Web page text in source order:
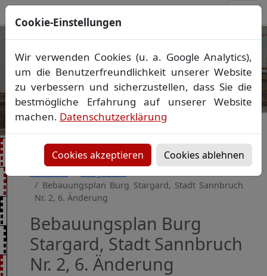
Ihr Vermessungsbüro in
Mecklenburg-Vorpommern
Wir vermessen Ihr Grundstück
Lageplan Absteckung▪Bauvermessung ▪
Gebäudeeinmessung
Grenzfeststellung▪Amtliche Auskünfte und
Vorheriges Bild
Bebauungsplan Burg Stargard, Stadt Sannbruch
Nr. 2, 6. Änderung
Bebauungsplan Burg
Stargard, Stadt Sannbruch
Nr. 2, 6. Änderung
Cookie-Einstellungen
Wir verwenden Cookies (u. a. Google Analytics),
um die Benutzerfreundlichkeit unserer Website
zu verbessern und sicherzustellen, dass Sie die
bestmögliche Erfahrung auf unserer Website
machen. Datenschutzerklärung
Cookies akzeptieren Cookies ablehnen